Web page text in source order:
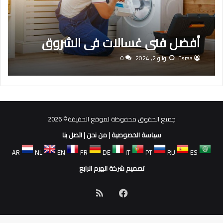
أفضل فنى غسالات فى الشروق
Esraa يوليو 2, 2024 0
جميع الحقوق محفوظة لموقع الحقيقة© 2026
سياسة الخصوصية|من نحن|اتصل بنا
AR
NL EN FR DE IT PT RU
ES
تصميم شركة الهرم الرابع
فيسبوك
الموقع